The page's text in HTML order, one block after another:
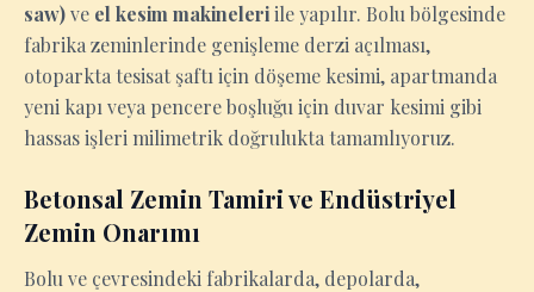
saw)ve el kesim makineleriile yapılır. Bolu bölgesinde
fabrika zeminlerinde genişleme derzi açılması,
otoparkta tesisat şaftı için döşeme kesimi, apartmanda
yeni kapı veya pencere boşluğu için duvar kesimi gibi
hassas işleri milimetrik doğrulukta tamamlıyoruz.
Betonsal Zemin Tamiri ve Endüstriyel
Zemin Onarımı
Bolu ve çevresindeki fabrikalarda, depolarda,